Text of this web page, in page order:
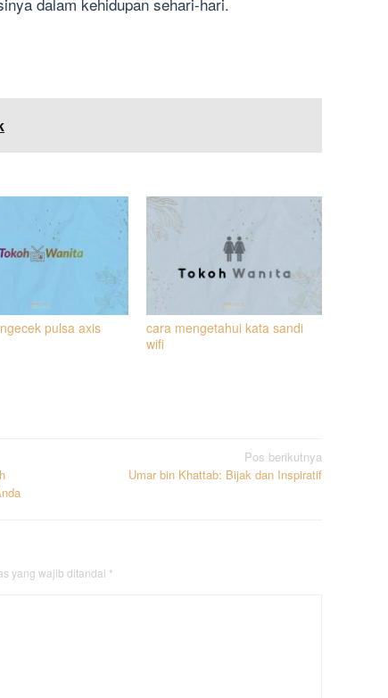
pulsa axis
cara mengetahui kata sandi
wifi
Pos berikutnya
Umar bin Khattab: Bijak dan Inspiratif
yang wajib ditandai *